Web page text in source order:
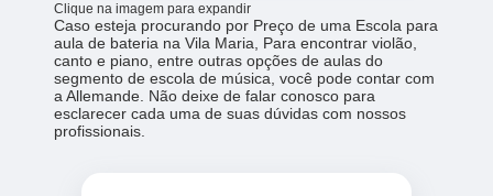
Clique na imagem para expandir
Caso esteja procurando por Preço de uma Escola para
aula de bateria na Vila Maria, Para encontrar violão,
canto e piano, entre outras opções de aulas do
segmento de escola de música, você pode contar com
a Allemande. Não deixe de falar conosco para
esclarecer cada uma de suas dúvidas com nossos
profissionais.